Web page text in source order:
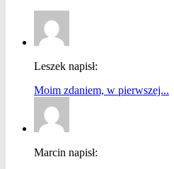
Leszek napisł:
Moim zdaniem, w pierwszej...
Marcin napisł: